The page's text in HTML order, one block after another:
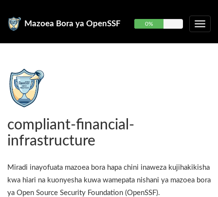
Mazoea Bora ya OpenSSF 0%
compliant-financial-
infrastructure
Miradi inayofuata mazoea bora hapa chini inaweza kujihakikisha
kwa hiari na kuonyesha kuwa wamepata nishani ya mazoea bora
ya Open Source Security Foundation (OpenSSF).